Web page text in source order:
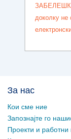
ЗАБЕЛЕШКА
доколку не
За нас
Кои сме ние
Запознајте го
Проекти и работни